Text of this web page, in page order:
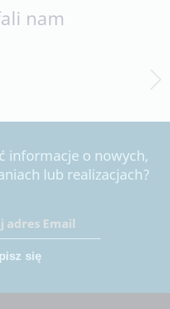
nam
informacje o nowych,
lub realizacjach?